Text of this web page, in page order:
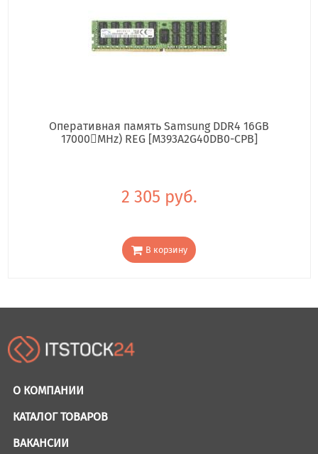
Оперативная память Samsung DDR4 16GB
17000񢋕MHz) REG [M393A2G40DB0-CPB]
2 305 руб.
В корзину
О КОМПАНИИ
КАТАЛОГ ТОВАРОВ
ВАКАНСИИ